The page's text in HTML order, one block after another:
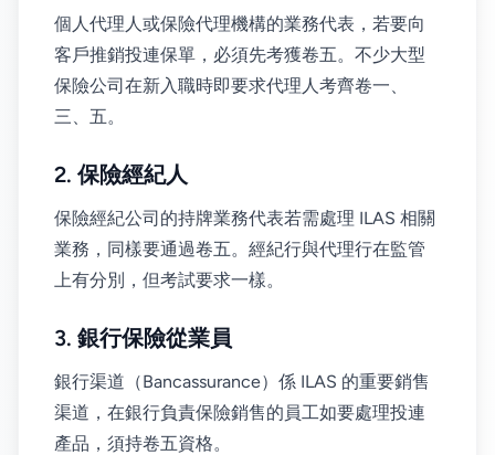
個人代理人或保險代理機構的業務代表，若要向
客戶推銷投連保單，必須先考獲卷五。不少大型
保險公司在新入職時即要求代理人考齊卷一、
三、五。
2. 保險經紀人
保險經紀公司的持牌業務代表若需處理 ILAS 相關
業務，同樣要通過卷五。經紀行與代理行在監管
上有分別，但考試要求一樣。
3. 銀行保險從業員
銀行渠道（Bancassurance）係 ILAS 的重要銷售
渠道，在銀行負責保險銷售的員工如要處理投連
產品，須持卷五資格。